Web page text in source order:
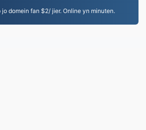
jo domein fan $2/ jier. Online yn minuten.